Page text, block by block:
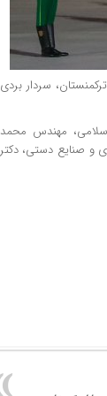
سردار بردی
مهندس محمد
و صنایع دستی، دکتر